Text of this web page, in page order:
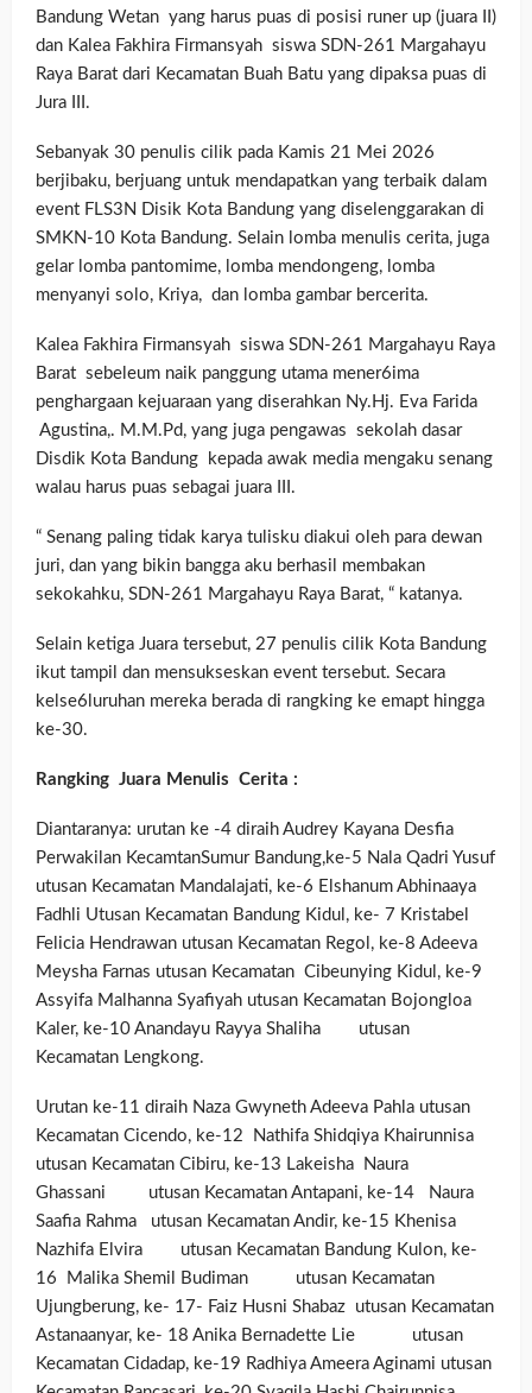
Bandung Wetan yang harus puas di posisi runer up (juara II)
dan Kalea Fakhira Firmansyah siswa SDN-261 Margahayu
Raya Barat dari Kecamatan Buah Batu yang dipaksa puas di
Jura III.
Sebanyak 30 penulis cilik pada Kamis 21 Mei 2026
berjibaku, berjuang untuk mendapatkan yang terbaik dalam
event FLS3N Disik Kota Bandung yang diselenggarakan di
SMKN-10 Kota Bandung. Selain lomba menulis cerita, juga
gelar lomba pantomime, lomba mendongeng, lomba
menyanyi solo, Kriya, dan lomba gambar bercerita.
Kalea Fakhira Firmansyah siswa SDN-261 Margahayu Raya
Barat sebeleum naik panggung utama mener6ima
penghargaan kejuaraan yang diserahkan Ny.Hj. Eva Farida
Agustina,. M.M.Pd, yang juga pengawas sekolah dasar
Disdik Kota Bandung kepada awak media mengaku senang
walau harus puas sebagai juara III.
“ Senang paling tidak karya tulisku diakui oleh para dewan
juri, dan yang bikin bangga aku berhasil membakan
sekokahku, SDN-261 Margahayu Raya Barat, “ katanya.
Selain ketiga Juara tersebut, 27 penulis cilik Kota Bandung
ikut tampil dan mensukseskan event tersebut. Secara
kelse6luruhan mereka berada di rangking ke emapt hingga
ke-30.
Rangking Juara Menulis Cerita :
Diantaranya: urutan ke -4 diraih Audrey Kayana Desfia
Perwakilan KecamtanSumur Bandung,ke-5 Nala Qadri Yusuf
utusan Kecamatan Mandalajati, ke-6 Elshanum Abhinaaya
Fadhli Utusan Kecamatan Bandung Kidul, ke- 7 Kristabel
Felicia Hendrawan utusan Kecamatan Regol, ke-8 Adeeva
Meysha Farnas utusan Kecamatan Cibeunying Kidul, ke-9
Assyifa Malhanna Syafiyah utusan Kecamatan Bojongloa
Kaler, ke-10 Anandayu Rayya Shaliha utusan
Kecamatan Lengkong.
Urutan ke-11 diraih Naza Gwyneth Adeeva Pahla utusan
Kecamatan Cicendo, ke-12 Nathifa Shidqiya Khairunnisa
utusan Kecamatan Cibiru, ke-13 Lakeisha Naura
Ghassani utusan Kecamatan Antapani, ke-14 Naura
Saafia Rahma utusan Kecamatan Andir, ke-15 Khenisa
Nazhifa Elvira utusan Kecamatan Bandung Kulon, ke-
16 Malika Shemil Budiman utusan Kecamatan
Ujungberung, ke- 17- Faiz Husni Shabaz utusan Kecamatan
Astanaanyar, ke- 18 Anika Bernadette Lie utusan
Kecamatan Cidadap, ke-19 Radhiya Ameera Aginami utusan